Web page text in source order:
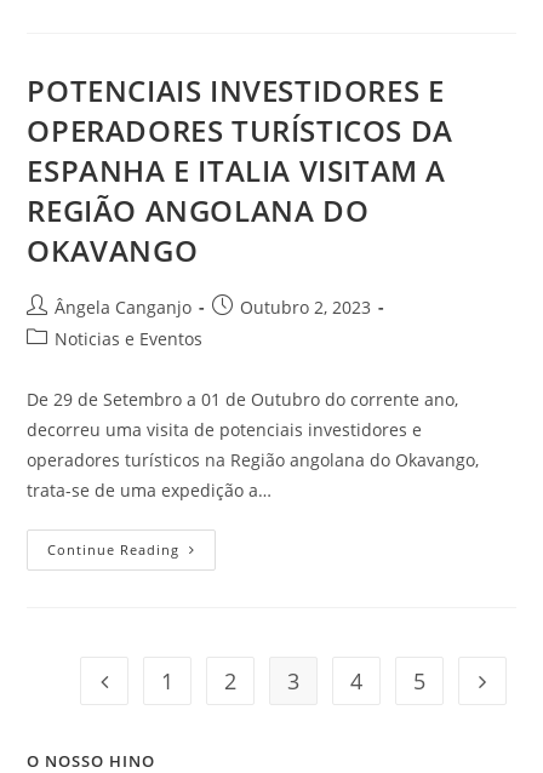
POTENCIAIS INVESTIDORES E
OPERADORES TURÍSTICOS DA
ESPANHA E ITALIA VISITAM A
REGIÃO ANGOLANA DO
OKAVANGO
Ângela Canganjo
Outubro 2, 2023
Noticias e Eventos
De 29 de Setembro a 01 de Outubro do corrente ano,
decorreu uma visita de potenciais investidores e
operadores turísticos na Região angolana do Okavango,
trata-se de uma expedição a…
Continue Reading
1 2 3 4 5
O NOSSO HINO